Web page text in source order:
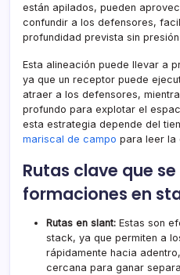
están apilados, pueden
confundir a los defensores,
profundidad prevista sin
Esta alineación puede llevar a
ya que un receptor puede
atraer a los defensores,
profundo para explotar el
esta estrategia depende del
mariscal de campo para leer la
Rutas clave que
formaciones en
Rutas en slant: Estas son
stack, ya que permiten a
rápidamente hacia
cercana para ganar